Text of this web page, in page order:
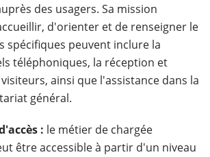
des usagers. Sa mission
d'orienter et de renseigner le
spécifiques peuvent inclure la
téléphoniques, la réception et
ainsi que l'assistance dans la
général.
: le métier de chargée
être accessible à partir d'un niveau